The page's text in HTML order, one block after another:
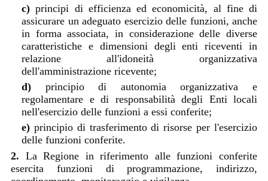
c)principi di efficienza ed economicità, al fine di
assicurare un adeguato esercizio delle funzioni, anche
in forma associata, in considerazione delle diverse
caratteristiche e dimensioni degli enti riceventi in
relazione all'idoneità organizzativa
dell'amministrazione ricevente;
d) principio di autonomia organizzativa e
regolamentare e di responsabilità degli Enti locali
nell'esercizio delle funzioni a essi conferite;
e) principio di trasferimento di risorse per l'esercizio
delle funzioni conferite.
2. La Regione in riferimento alle funzioni conferite
esercita funzioni di programmazione, indirizzo,